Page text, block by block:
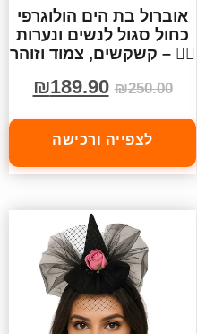
אוברול בת הים הולוגרפי
כחול סגול לנשים ונערות
🧜‍♀️ – קשקשים, צמוד וזוהר
₪250.00
₪189.90
לצפייה ורכישה